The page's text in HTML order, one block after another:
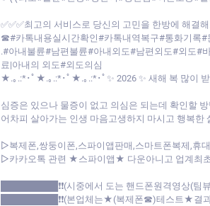
✅✅✅최고의 서비스로 당신의 고민을 한방에 해결
☎#카톡내용실시간확인#카톡내역복구#통화기록
.#아내불륜#남편불륜#아내외도#남편외도#외도#
료|아내의 외도#외도의심
★.｡.:*･ﾟ★.｡.:*･ﾟ★.｡.:*･ﾟ✨ 2026 ✨ 새해 복 많이
심증은 있으나 물증이 없고 의심은 되는데 확인할
어차피 살아가는 인생 마음고생하지 마시고 행복한
▷복제폰,쌍둥이폰,스파이앱판매,스마트폰복제,휴
▷카카오톡 관련 ★스파이앱★ 다운아니고 업계최
█████████❗❗(시중에서 도는 핸드폰원격영상(팀
█████████❗❗(본업체는★(복제폰☎)테스트★결